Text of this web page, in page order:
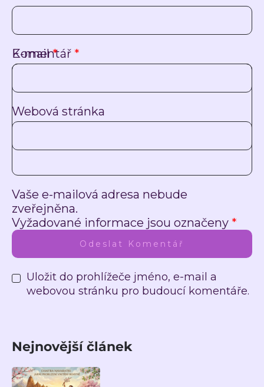
Vaše e-mailová adresa nebude
zveřejněna.
Vyžadované informace jsou označeny *
Komentář *
E-mail*
Webová stránka
Uložit do prohlížeče jméno, e-mail a
webovou stránku pro budoucí komentáře.
Nejnovější článek